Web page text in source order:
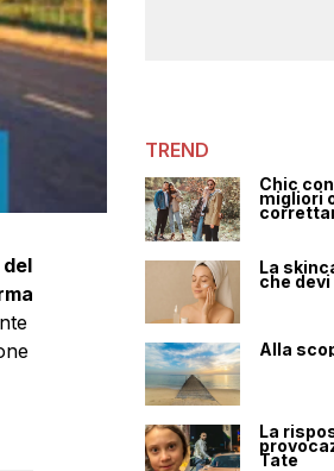
TREND
Chic
migliori
La
che
Alla
La
Tate